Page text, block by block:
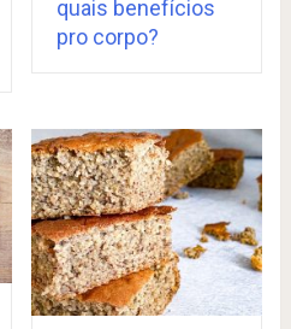
quais benefícios
pro corpo?